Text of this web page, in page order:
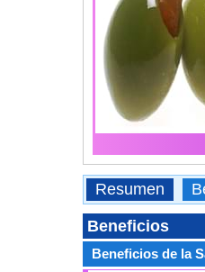
Resumen
Beneficios
Beneficios de la